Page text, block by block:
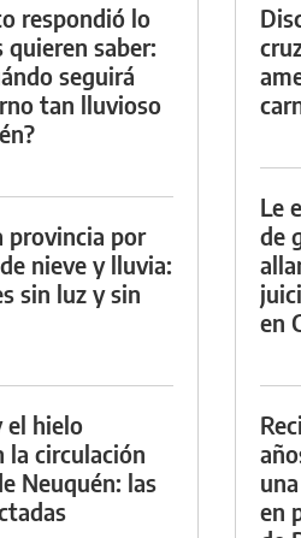
respondió lo
saber:
seguirá
tan lluvioso
provincia por
nieve y lluvia:
sin luz y sin
el hielo
la circulación
Neuquén: las
Le
de
en
en